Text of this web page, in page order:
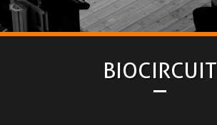
BIOCIRCUIT